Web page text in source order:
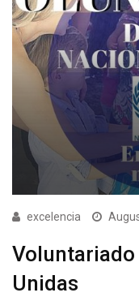
excelencia
Voluntariado
Unidas